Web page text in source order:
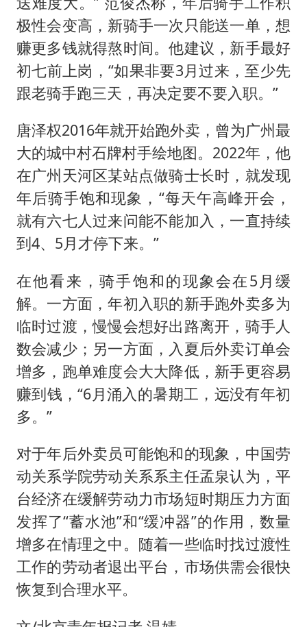
极性会变高，新骑手一次只能送一单，想
赚更多钱就得熬时间。他建议，新手最好
初七前上岗，“如果非要3月过来，至少先
跟老骑手跑三天，再决定要不要入职。”
唐泽权2016年就开始跑外卖，曾为广州最
大的城中村石牌村手绘地图。2022年，他
在广州天河区某站点做骑士长时，就发现
年后骑手饱和现象，“每天午高峰开会，
就有六七人过来问能不能加入，一直持续
到4、5月才停下来。”
在他看来，骑手饱和的现象会在5月缓
解。一方面，年初入职的新手跑外卖多为
临时过渡，慢慢会想好出路离开，骑手人
数会减少；另一方面，入夏后外卖订单会
增多，跑单难度会大大降低，新手更容易
赚到钱，“6月涌入的暑期工，远没有年初
多。”
对于年后外卖员可能饱和的现象，中国劳
动关系学院劳动关系系主任孟泉认为，平
台经济在缓解劳动力市场短时期压力方面
发挥了“蓄水池”和“缓冲器”的作用，数量
增多在情理之中。随着一些临时找过渡性
工作的劳动者退出平台，市场供需会很快
恢复到合理水平。